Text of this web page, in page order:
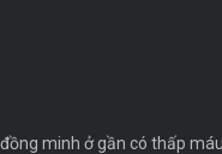
minh ở gần có thấp